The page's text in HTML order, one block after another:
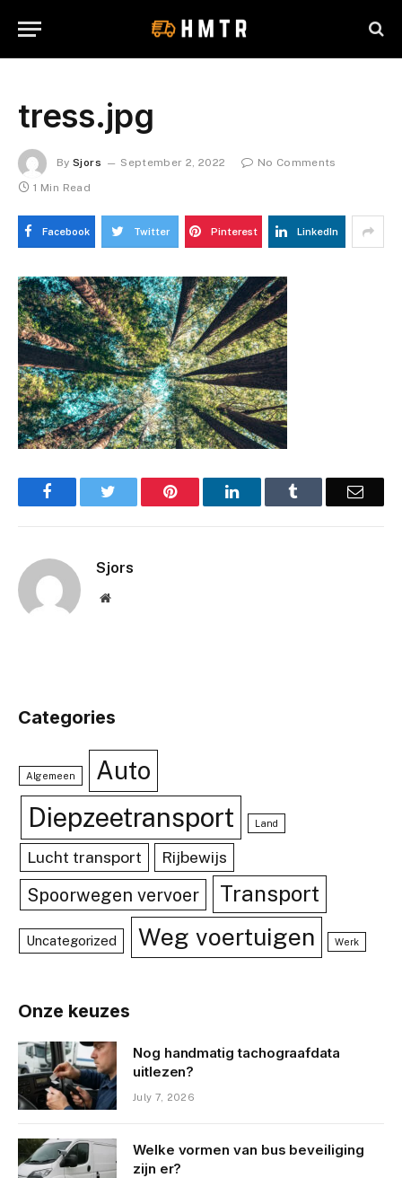
tress.jpg
By Sjors September 2, 2022
No Comments
1 Min Read
Facebook Twitter Pinterest LinkedIn
Facebook Pinterest LinkedIn Email
Sjors
Website
Categories
Algemeen Auto
Diepzeetransport Land
Lucht transport Rijbewijs
Spoorwegen vervoer Transport
Uncategorized Weg voertuigen Werk
Onze keuzes
Nog handmatig tachograafdata
uitlezen?
July 7, 2026
Welke vormen van bus beveiliging
zijn er?